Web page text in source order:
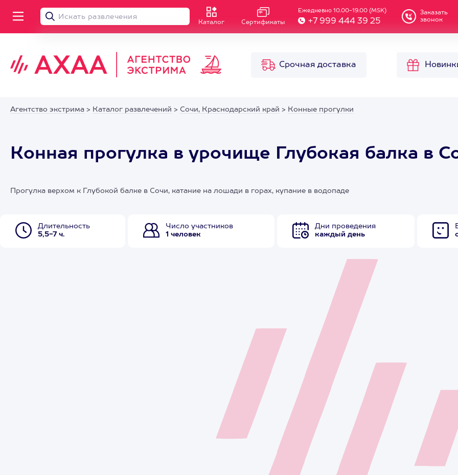
Каталог Сертификаты
Ежедневно 10.00-19.00 (MSK)
+7 999 444 39 25
Заказать
звонок
Срочная доставка
Агентство экстрима > Каталог развлечений > Сочи, Краснодарский край > Конные прогулки
Конная прогулка в урочище Глубокая балка в
Прогулка верхом к Глубокой балке в Сочи, катание на лошади в горах, купание в водопаде
Длительность
5,5-7 ч.
Число участников
1 человек
Дни проведения
каждый день